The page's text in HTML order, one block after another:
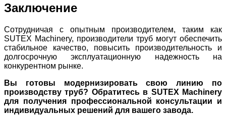
Заключение
Сотрудничая с опытным производителем, таким как
SUTEX Machinery, производители труб могут обеспечить
стабильное качество, повысить производительность и
долгосрочную эксплуатационную надежность на
конкурентном рынке.
Вы готовы модернизировать свою линию по
производству труб? Обратитесь в SUTEX Machinery
для получения профессиональной консультации и
индивидуальных решений для вашего завода.